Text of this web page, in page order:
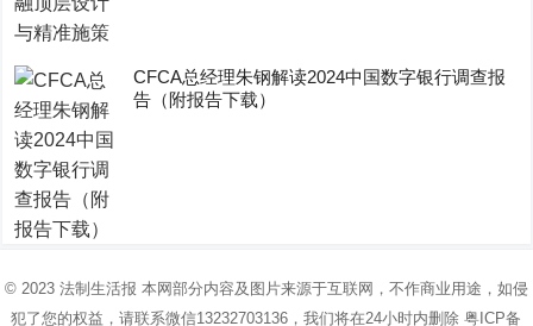
CFCA总经理朱钢解读2024中国数字银行调查报
告（附报告下载）
© 2023 法制生活报 本网部分内容及图片来源于互联网，不作商业用途，如侵
犯了您的权益，请联系微信13232703136，我们将在24小时内删除粤ICP备